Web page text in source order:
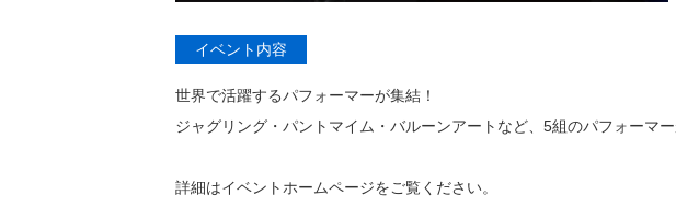
イベント内容
世界で活躍するパフォーマーが集結！
ジャグリング・パントマイム・バルーンアートなど、5組のパフォーマ
詳細はイベントホームページをご覧ください。